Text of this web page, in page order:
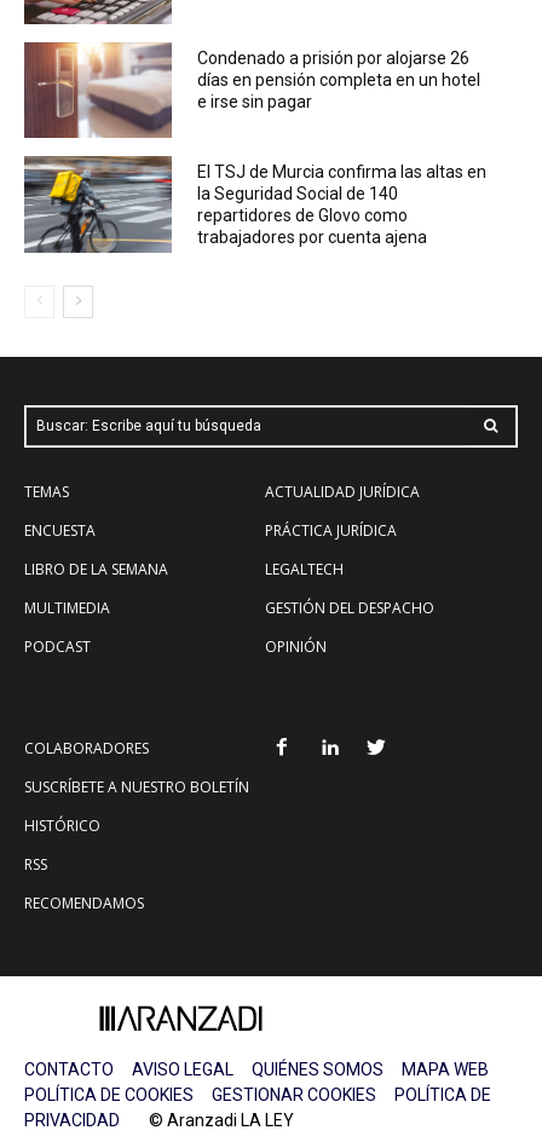
Condenado a prisión por alojarse 26
días en pensión completa en un hotel
e irse sin pagar
El TSJ de Murcia confirma las altas en
la Seguridad Social de 140
repartidores de Glovo como
trabajadores por cuenta ajena
Buscar: Escribe aquí tu búsqueda
TEMAS
ENCUESTA
LIBRO DE LA SEMANA
MULTIMEDIA
PODCAST
ACTUALIDAD JURÍDICA
PRÁCTICA JURÍDICA
LEGALTECH
GESTIÓN DEL DESPACHO
OPINIÓN
COLABORADORES
SUSCRÍBETE A NUESTRO BOLETÍN
HISTÓRICO
RSS
RECOMENDAMOS
CONTACTO AVISO LEGAL QUIÉNES SOMOS
MAPA WEB
POLÍTICA DE COOKIES
GESTIONAR COOKIES
POLÍTICA DE
PRIVACIDAD © Aranzadi LA LEY